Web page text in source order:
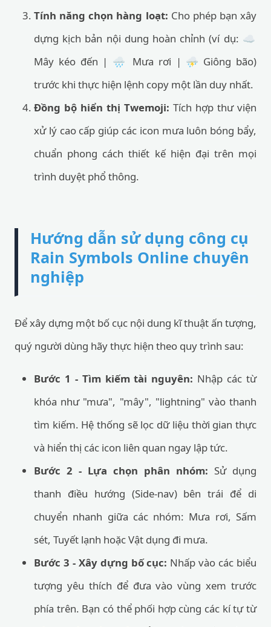
Tính năng chọn hàng loạt: Cho phép bạn xây
dựng kịch bản nội dung hoàn chỉnh (ví dụ: ☁️
Mây kéo đến | 🌧️ Mưa rơi | ⛈️ Giông bão)
trước khi thực hiện lệnh copy một lần duy nhất.
Đồng bộ hiển thị Twemoji: Tích hợp thư viện
xử lý cao cấp giúp các icon mưa luôn bóng bẩy,
chuẩn phong cách thiết kế hiện đại trên mọi
trình duyệt phổ thông.
Hướng dẫn sử dụng công cụ
Rain Symbols Online chuyên
nghiệp
Để xây dựng một bố cục nội dung kĩ thuật ấn tượng,
quý người dùng hãy thực hiện theo quy trình sau:
Bước 1 - Tìm kiếm tài nguyên: Nhập các từ
khóa như "mưa", "mây", "lightning" vào thanh
tìm kiếm. Hệ thống sẽ lọc dữ liệu thời gian thực
và hiển thị các icon liên quan ngay lập tức.
Bước 2 - Lựa chọn phân nhóm: Sử dụng
thanh điều hướng (Side-nav) bên trái để di
chuyển nhanh giữa các nhóm: Mưa rơi, Sấm
sét, Tuyết lạnh hoặc Vật dụng đi mưa.
Bước 3 - Xây dựng bố cục: Nhấp vào các biểu
tượng yêu thích để đưa vào vùng xem trước
phía trên. Bạn có thể phối hợp cùng các kí tự từ